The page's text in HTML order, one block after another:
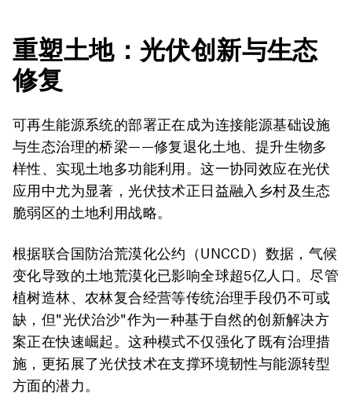
重塑土地：光伏创新与生态
修复
可再生能源系统的部署正在成为连接能源基础设施
与生态治理的桥梁——修复退化土地、提升生物多
样性、实现土地多功能利用。这一协同效应在光伏
应用中尤为显著，光伏技术正日益融入乡村及生态
脆弱区的土地利用战略。
根据联合国防治荒漠化公约（UNCCD）数据，气候
变化导致的土地荒漠化已影响全球超5亿人口。尽管
植树造林、农林复合经营等传统治理手段仍不可或
缺，但"光伏治沙"作为一种基于自然的创新解决方
案正在快速崛起。这种模式不仅强化了既有治理措
施，更拓展了光伏技术在支撑环境韧性与能源转型
方面的潜力。